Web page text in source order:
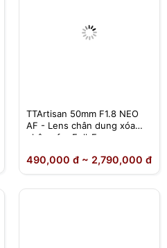
TTArtisan 50mm F1.8 NEO
AF - Lens chân dung xóa
phông for Full-Frame
490,000 đ ~ 2,790,000 đ